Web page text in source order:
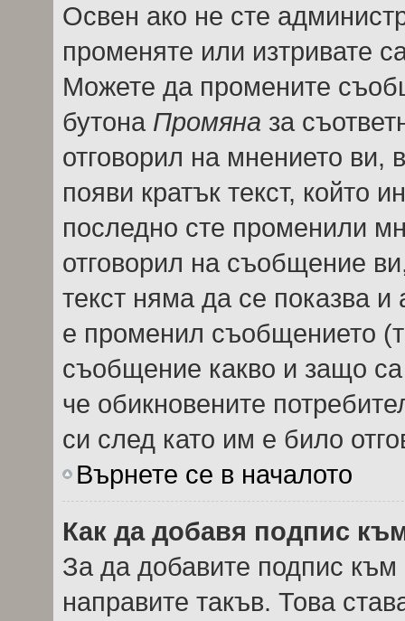
Освен ако не сте
променяте или изтривате
Можете да промените
бутона Промяна за
отговорил на мнението
появи кратък текст, който
последно сте променили
отговорил на съобщение
текст няма да се показва
е променил съобщението
съобщение какво и защо
че обикновените
си след като им е било
Върнете се в началото
Как да добавя подпис
За да добавите подпис
направите такъв. Това